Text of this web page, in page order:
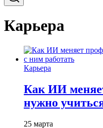
Карьера
Карьера
Как ИИ
нужно
25 марта